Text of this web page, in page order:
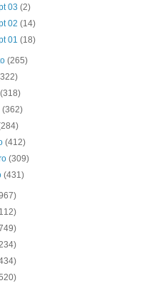
03 (2)
02 (14)
01 (18)
(265)
(318)
(362)
(412)
(309)
(431)